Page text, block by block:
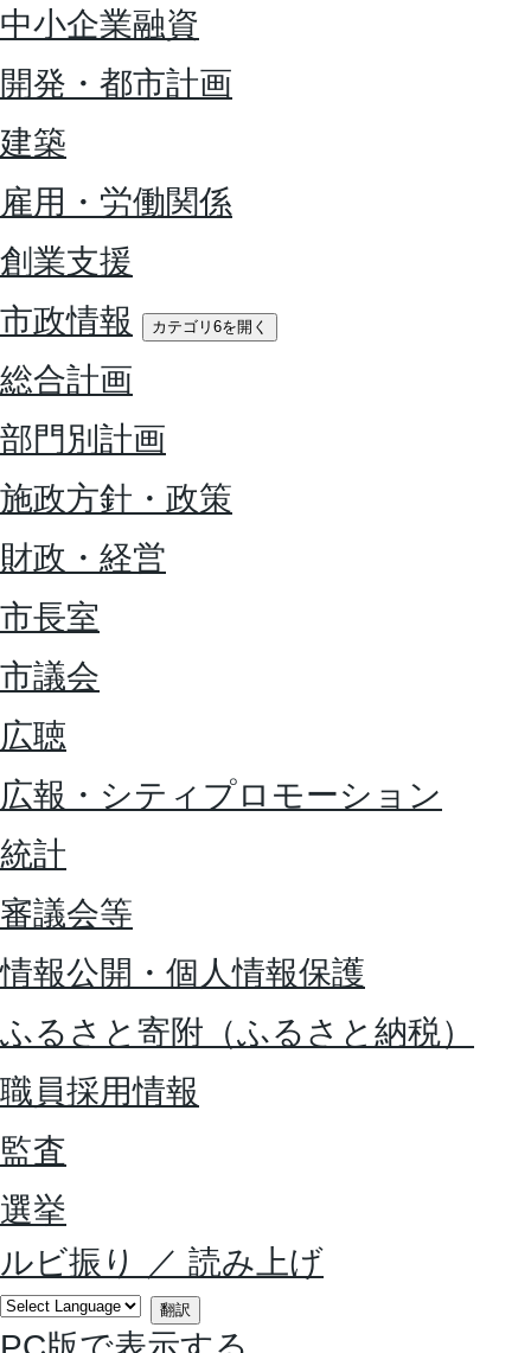
中小企業融資
開発・都市計画
建築
雇用・労働関係
創業支援
市政情報
カテゴリ6を開く
総合計画
部門別計画
施政方針・政策
財政・経営
市長室
市議会
広聴
広報・シティプロモーション
統計
審議会等
情報公開・個人情報保護
ふるさと寄附（ふるさと納税）
職員採用情報
監査
選挙
ルビ振り
／ 読み上げ
翻訳